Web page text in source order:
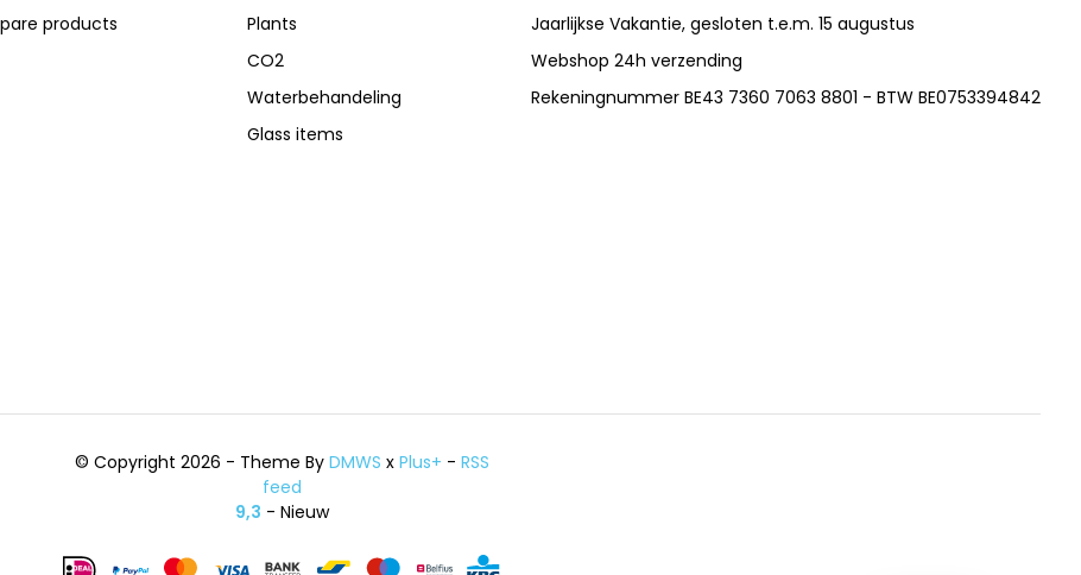
products
Plants
CO2
Waterbehandeling
Glass items
Jaarlijkse Vakantie, gesloten t.e.m. 15 augustus
Webshop 24h verzending
Rekeningnummer BE43 7360 7063 8801 - BTW BE0753394842
© Copyright 2026 - Theme ByDMWS xPlus+ -RSS
feed
9,3 - Nieuw